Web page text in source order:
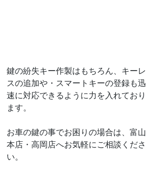
鍵の紛失キー作製はもちろん、キーレ
スの追加や・スマートキーの登録も迅
速に対応できるように力を入れており
ます。
お車の鍵の事でお困りの場合は、富山
本店・高岡店へお気軽にご相談くださ
い。